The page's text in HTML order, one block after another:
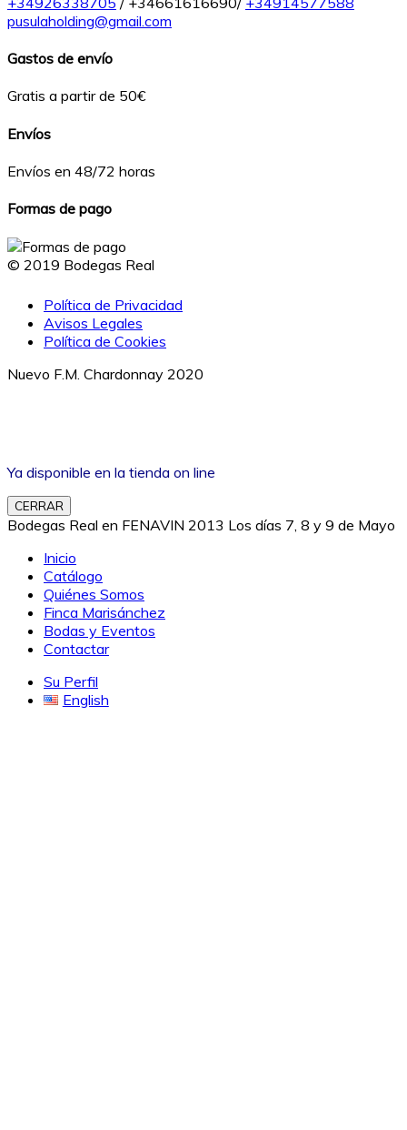
pusulaholding@gmail.com
Gastos de envío
Gratis a partir de 50€
Envíos
Envíos en 48/72 horas
Formas de pago
© 2019 Bodegas Real
Política de Privacidad
Avisos Legales
Política de Cookies
Nuevo F.M. Chardonnay 2020
Ya disponible en la tienda on line
CERRAR
Bodegas Real en FENAVIN 2013 Los días 7, 8 y 9 de Mayo
Inicio
Catálogo
Quiénes Somos
Finca Marisánchez
Bodas y Eventos
Contactar
Su Perfil
English